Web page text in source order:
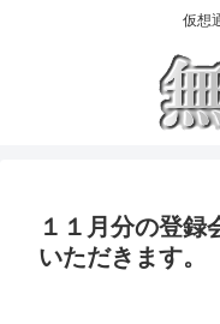
仮想
１１月分の登録
いただきます。